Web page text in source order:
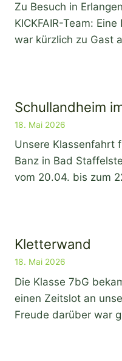
Zu Besuch in
KICKFAIR-Team:
war kürzlich zu Gast
Schullandheim
18. Mai 2026
Unsere Klassenfahrt
Banz in Bad
vom 20.04. bis zum
Kletterwand
18. Mai 2026
Die Klasse 7bG
einen Zeitslot an
Freude darüber war